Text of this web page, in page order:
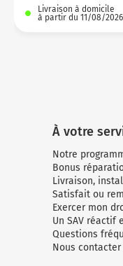
Livraison à domicile
à partir du 11/08/2026
À votre
Notre
Bonus
Livraison,
Satisfait ou
Exercer mon
Un SAV réactif
Questions
Nous contacter